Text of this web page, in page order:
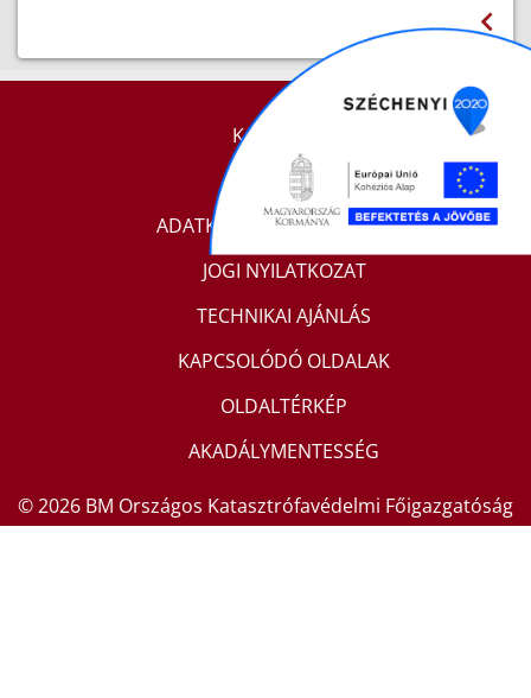
KAPCSOLAT
IMPRESSZUM
ADATKEZELÉSI TÁJÉKOZTATÓ
JOGI NYILATKOZAT
TECHNIKAI AJÁNLÁS
KAPCSOLÓDÓ OLDALAK
OLDALTÉRKÉP
AKADÁLYMENTESSÉG
© 2026 BM Országos Katasztrófavédelmi Főigazgatóság